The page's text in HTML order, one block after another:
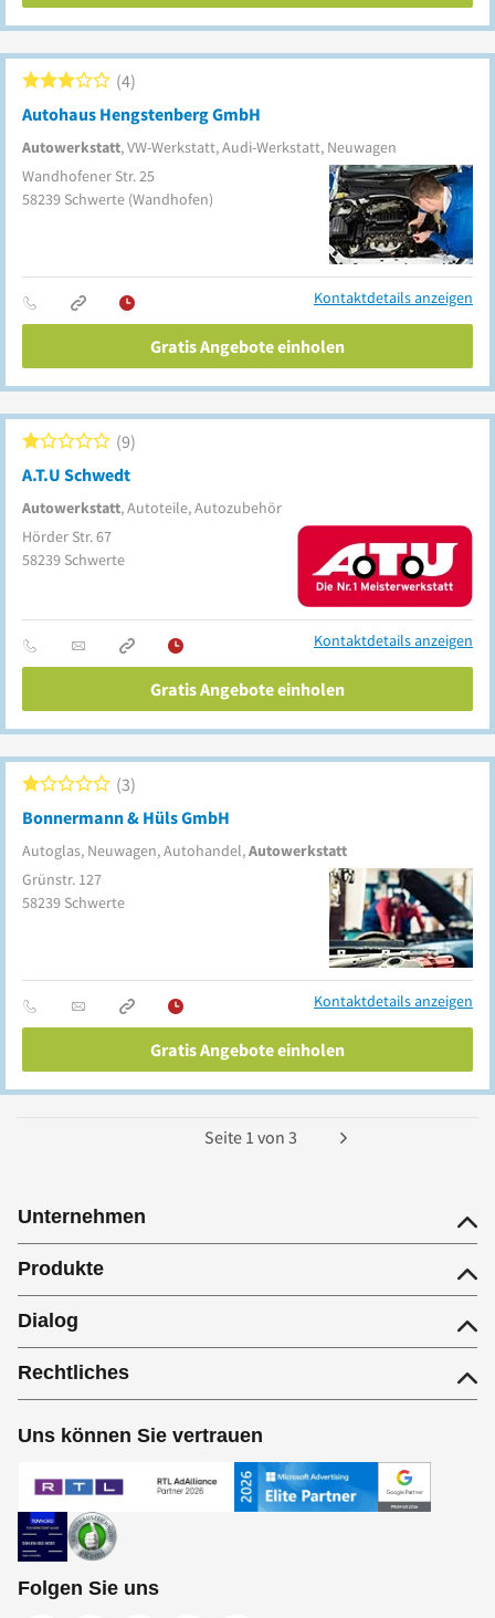
Autohaus Hengstenberg GmbH
Autowerkstatt, VW-Werkstatt, Audi-Werkstatt, Neuwagen
4
Wandhofener Str. 25
58239 Schwerte (Wandhofen)
Kontaktdetails anzeigen
Gratis Angebote einholen
A.T.U Schwedt
Autowerkstatt, Autoteile, Autozubehör
9
Hörder Str. 67
58239 Schwerte
Kontaktdetails anzeigen
Gratis Angebote einholen
Bonnermann & Hüls GmbH
Autoglas, Neuwagen, Autohandel,Autowerkstatt
3
Grünstr. 127
58239 Schwerte
Kontaktdetails anzeigen
Gratis Angebote einholen
Seite 1 von 3
Unternehmen
Produkte
Dialog
Rechtliches
Uns können Sie vertrauen
Folgen Sie uns